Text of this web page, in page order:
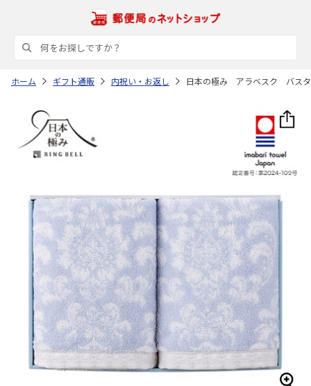
ホーム ギフト通販 内祝い・お返し 日本の極み アラベスク バスタ